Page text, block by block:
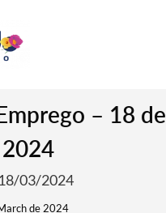
– 18 de
03/2024
de 2024